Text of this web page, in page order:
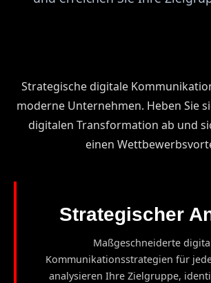
Strategische digitale
moderne Unternehmen. Heben Sie
digitalen Transformation ab und
einen
Strategischer
Maßgeschneiderte
Kommunikationsstrategien für
analysieren Ihre Zielgruppe,